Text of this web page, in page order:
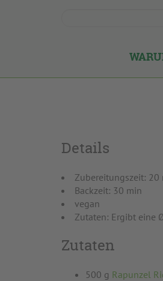
Details
Zubereitungszeit: 20
Backzeit: 30 min
vegan
Zutaten: Ergibt eine
Zutaten
500 g Rapunzel